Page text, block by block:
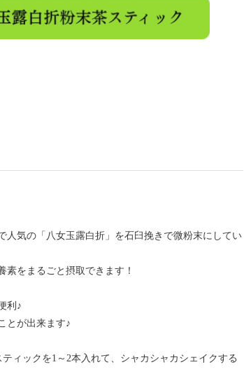
人気の「八女玉露白折」を石臼挽きで微粉末にしてい
素をまるごと摂取できます！
利♪
とが出来ます♪
ィックを1～2本入れて、シャカシャカシェイクする